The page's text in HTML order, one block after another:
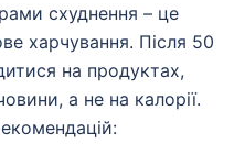
схуднення – це
харчування. Після 50
на продуктах,
а не на калорії.